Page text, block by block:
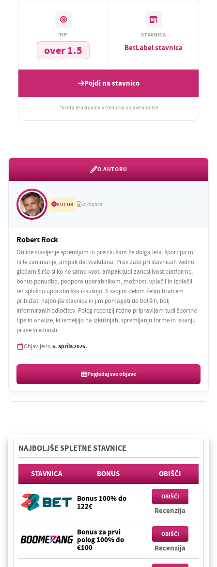
TIP
over 1.5
STAVNICA
BetLabel stavnica
Pojdi na stavnico
*kvota je aktualna v trenutku objave analize
O AUTORU
AUTOR 70 objava
Robert Rock
Online stavljenje spremljam in preizkušam že dolga leta, šport pa mi
ni le zanimanje, ampak del vsakdana. Prav zato pri stavnicah vedno
gledam širšo sliko ne samo kvot, ampak tudi zanesljivost platforme,
bonus ponudbo, podporo uporabnikom, možnosti vplačil in izplačil
ter splošno uporabniško izkušnjo. S svojim delom želim bralcem
približati najboljše stavnice in jim pomagati do boljših, bolj
informiranih odločitev. Poleg recenzij redno pripravljam tudi športne
tipe in analize, ki temeljijo na izkušnjah, spremljanju forme in iskanju
prave vrednosti.
Objavljeno:6. apríla 2026.
Pogledaj sve objave
NAJBOLJŠE SPLETNE STAVNICE
STAVNICA BONUS OBIŠČI
Bonus 100% do
122€
OBIŠČI
Recenzija
Bonus za prvi
polog 100% do
€100
OBIŠČI
Recenzija